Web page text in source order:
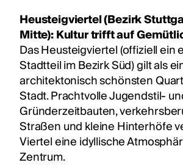
Heusteigviertel (Bezirk
Mitte): Kultur trifft auf
Das Heusteigviertel (offiziell ein
Stadtteil im Bezirk Süd) gilt als
architektonisch schönsten
Stadt. Prachtvolle Jugendstil-
Gründerzeitbauten,
Straßen und kleine Hinterhöfe
Viertel eine idyllische
Zentrum.